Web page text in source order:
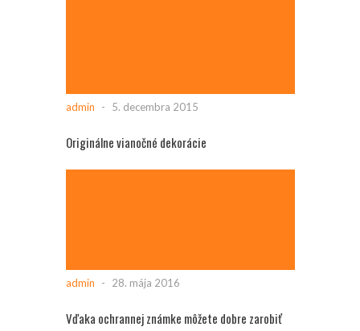
admin - 5. decembra 2015
Originálne vianočné dekorácie
admin - 28. mája 2016
Vďaka ochrannej známke môžete dobre zarobiť